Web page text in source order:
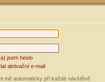
jsem heslo
aktivační e-mail
mě automaticky při každé návštěvě